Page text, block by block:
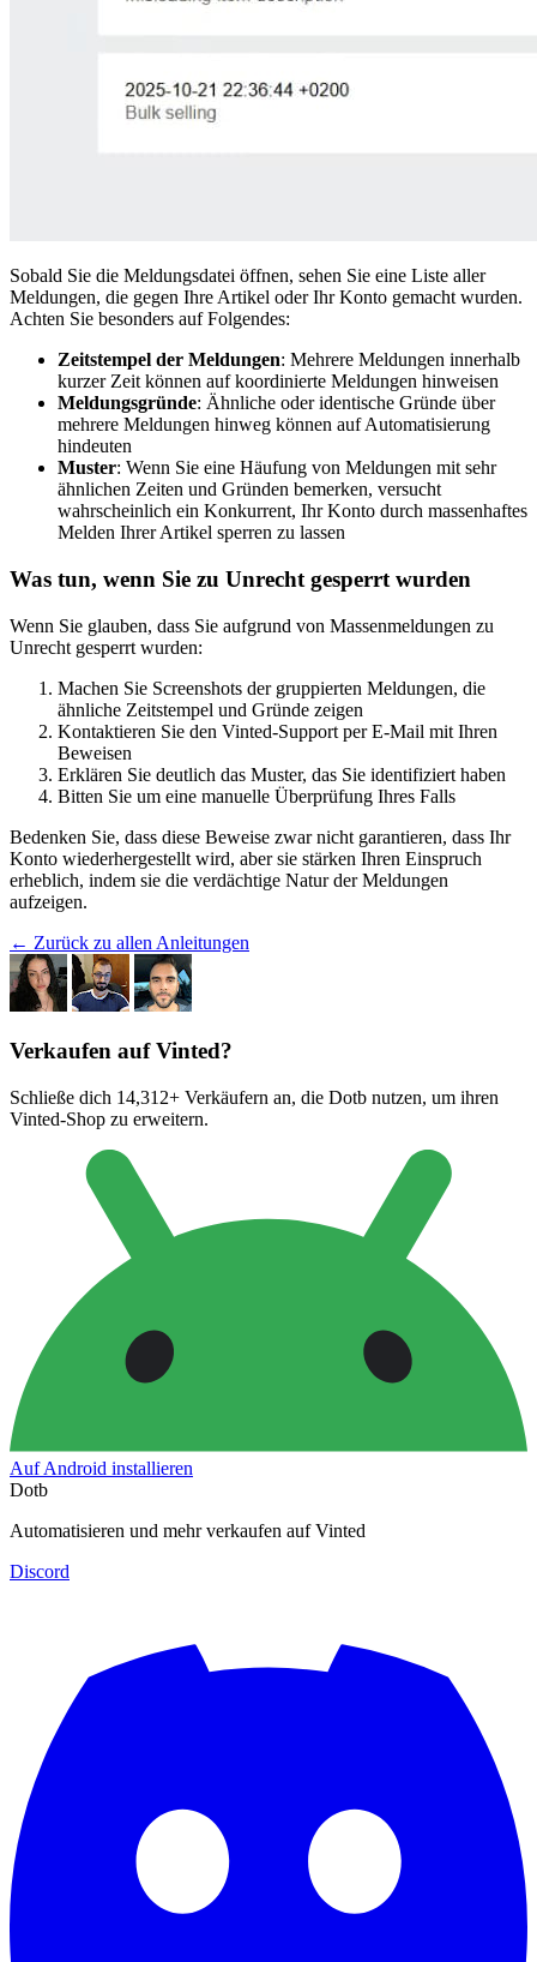
Sobald Sie die Meldungsdatei öffnen, sehen Sie eine Liste aller
Meldungen, die gegen Ihre Artikel oder Ihr Konto gemacht wurden.
Achten Sie besonders auf Folgendes:
Zeitstempel der Meldungen: Mehrere Meldungen innerhalb
kurzer Zeit können auf koordinierte Meldungen hinweisen
Meldungsgründe: Ähnliche oder identische Gründe über
mehrere Meldungen hinweg können auf Automatisierung
hindeuten
Muster: Wenn Sie eine Häufung von Meldungen mit sehr
ähnlichen Zeiten und Gründen bemerken, versucht
wahrscheinlich ein Konkurrent, Ihr Konto durch massenhaftes
Melden Ihrer Artikel sperren zu lassen
Was tun, wenn Sie zu Unrecht gesperrt wurden
Wenn Sie glauben, dass Sie aufgrund von Massenmeldungen zu
Unrecht gesperrt wurden:
Machen Sie Screenshots der gruppierten Meldungen, die
ähnliche Zeitstempel und Gründe zeigen
Kontaktieren Sie den Vinted-Support per E-Mail mit Ihren
Beweisen
Erklären Sie deutlich das Muster, das Sie identifiziert haben
Bitten Sie um eine manuelle Überprüfung Ihres Falls
Bedenken Sie, dass diese Beweise zwar nicht garantieren, dass Ihr
Konto wiederhergestellt wird, aber sie stärken Ihren Einspruch
erheblich, indem sie die verdächtige Natur der Meldungen
aufzeigen.
← Zurück zu allen Anleitungen
Verkaufen auf Vinted?
Schließe dich 14,312+ Verkäufern an, die Dotb nutzen, um ihren
Vinted-Shop zu erweitern.
Auf Android installieren
Dotb
Automatisieren und mehr verkaufen auf Vinted
Discord